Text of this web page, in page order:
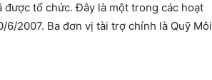
tổ chức. Đây là một trong các hoạt
2007. Ba đơn vị tài trợ chính là Quỹ Môi